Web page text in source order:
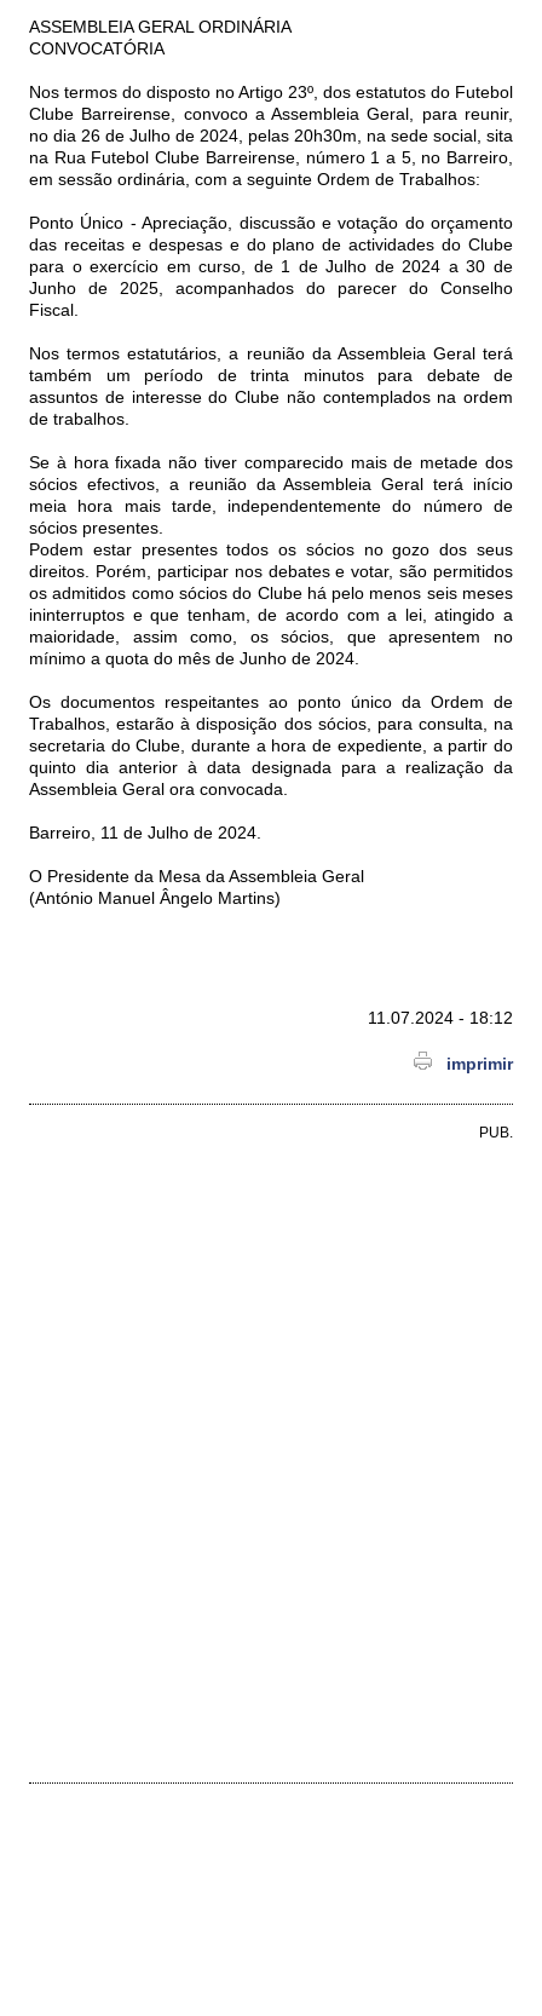
ASSEMBLEIA GERAL ORDINÁRIA
CONVOCATÓRIA
Nos termos do disposto no Artigo 23º, dos estatutos do Futebol
Clube Barreirense, convoco a Assembleia Geral, para reunir,
no dia 26 de Julho de 2024, pelas 20h30m, na sede social, sita
na Rua Futebol Clube Barreirense, número 1 a 5, no Barreiro,
em sessão ordinária, com a seguinte Ordem de Trabalhos:
Ponto Único - Apreciação, discussão e votação do orçamento
das receitas e despesas e do plano de actividades do Clube
para o exercício em curso, de 1 de Julho de 2024 a 30 de
Junho de 2025, acompanhados do parecer do Conselho
Fiscal.
Nos termos estatutários, a reunião da Assembleia Geral terá
também um período de trinta minutos para debate de
assuntos de interesse do Clube não contemplados na ordem
de trabalhos.
Se à hora fixada não tiver comparecido mais de metade dos
sócios efectivos, a reunião da Assembleia Geral terá início
meia hora mais tarde, independentemente do número de
sócios presentes.
Podem estar presentes todos os sócios no gozo dos seus
direitos. Porém, participar nos debates e votar, são permitidos
os admitidos como sócios do Clube há pelo menos seis meses
ininterruptos e que tenham, de acordo com a lei, atingido a
maioridade, assim como, os sócios, que apresentem no
mínimo a quota do mês de Junho de 2024.
Os documentos respeitantes ao ponto único da Ordem de
Trabalhos, estarão à disposição dos sócios, para consulta, na
secretaria do Clube, durante a hora de expediente, a partir do
quinto dia anterior à data designada para a realização da
Assembleia Geral ora convocada.
Barreiro, 11 de Julho de 2024.
O Presidente da Mesa da Assembleia Geral
(António Manuel Ângelo Martins)
11.07.2024 - 18:12
imprimir
PUB.